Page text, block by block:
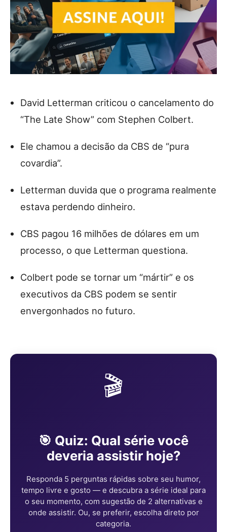
David Letterman criticou o cancelamento do
“The Late Show” com Stephen Colbert.
Ele chamou a decisão da CBS de “pura
covardia”.
Letterman duvida que o programa realmente
estava perdendo dinheiro.
CBS pagou 16 milhões de dólares em um
processo, o que Letterman questiona.
Colbert pode se tornar um “mártir” e os
executivos da CBS podem se sentir
envergonhados no futuro.
🎬
🎯 Quiz: Qual série você
deveria assistir hoje?
Responda 5 perguntas rápidas sobre seu humor,
tempo livre e gosto — e descubra a série ideal para
o seu momento, com sugestão de 2 alternativas e
onde assistir. Ou, se preferir, escolha direto por
categoria.